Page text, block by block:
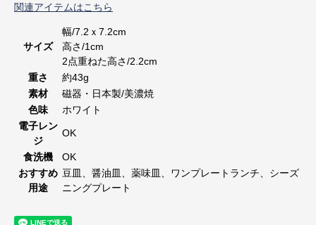
関連アイテムはこちら
サイズ
幅/7.2ｘ7.2cm
高さ/1cm
2点重ねた高さ/2.2cm
重さ
約43g
素材
磁器・日本製/美濃焼
色味
ホワイト
電子レン
ジ
OK
食洗機
OK
おすすめ
用途
豆皿、醤油皿、薬味皿、ワンプレートランチ、シーズ
ニングプレート